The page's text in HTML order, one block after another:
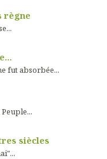
règne
fut absorbée...
siècles